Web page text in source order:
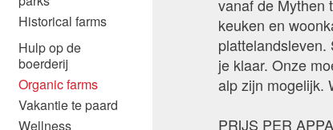
Historical farms
Hulp op de
boerderij
Organic farms
Vakantie te paard
Wellness
vanaf de Mythen
keuken en
je klaar. Onze
alp zijn mogelijk.
PRIJS PER